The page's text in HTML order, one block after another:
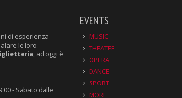
di esperienza
le loro
, ad oggi è
- Sabato dalle
EVENTS
MUSIC
THEATER
OPERA
DANCE
SPORT
MORE